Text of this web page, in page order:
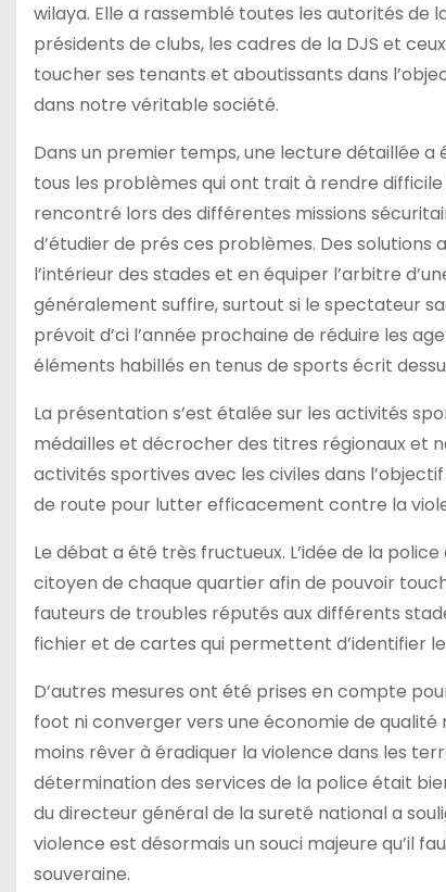
wilaya. Elle a rassemblé toutes les autorités de
présidents de clubs, les cadres de la DJS et
toucher ses tenants et aboutissants dans
dans notre véritable société.
Dans un premier temps, une lecture détaillée
tous les problèmes qui ont trait à rendre
rencontré lors des différentes missions
d’étudier de prés ces problèmes. Des
l’intérieur des stades et en équiper l’arbitre
généralement suffire, surtout si le spectateur
prévoit d’ci l’année prochaine de réduire les
éléments habillés en tenus de sports écrit dessus
La présentation s’est étalée sur les activités
médailles et décrocher des titres régionaux et
activités sportives avec les civiles dans
de route pour lutter efficacement contre la
Le débat a été très fructueux. L’idée de la
citoyen de chaque quartier afin de pouvoir
fauteurs de troubles réputés aux différents
fichier et de cartes qui permettent d’identifier
D’autres mesures ont été prises en compte
foot ni converger vers une économie de
moins rêver à éradiquer la violence dans les
détermination des services de la police était
du directeur général de la sureté national a
violence est désormais un souci majeure qu’il
souveraine.